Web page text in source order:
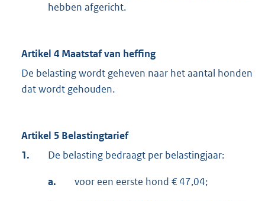
hebben afgericht.
Artikel 4 Maatstaf van heffing
De belasting wordt geheven naar het aantal honden
dat wordt gehouden.
Artikel 5 Belastingtarief
1.
De belasting bedraagt per belastingjaar:
a. voor een eerste hond € 47,04;